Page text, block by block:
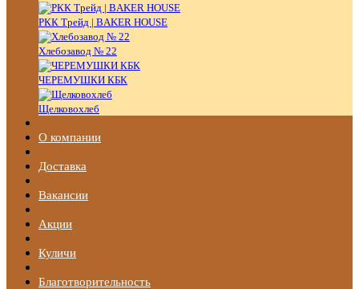
РКК Трейд | BAKER HOUSE
Хлебозавод № 22
ЧЕРЕМУШКИ КБК
Щелковохлеб
О компании
Доставка
Вакансии
Акции
Куличи
Благотворительность